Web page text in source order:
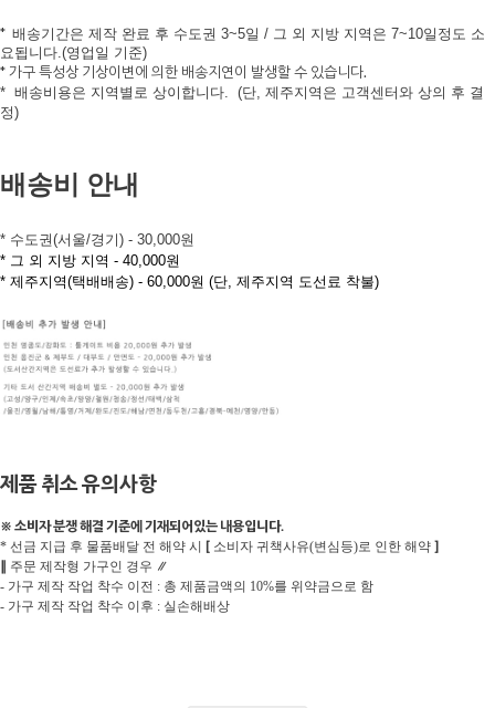
* 배송기간은 제작 완료 후 수도권 3~5일 / 그 외 지방 지역은 7~10일정도 소
요됩니다.(영업일 기준)
* 가구 특성상 기상이변에 의한 배송지연이 발생할 수 있습니다.
* 배송비용은 지역별로 상이합니다. (단, 제주지역은 고객센터와 상의 후 결
정)
배송비 안내
* 수도권(서울/경기) - 30,000원
* 그 외 지방 지역 - 40,000원
* 제주지역(택배배송) - 60,000원 (단, 제주지역 도선료 착불)
제품 취소 유의사항
※ 소비자 분쟁 해결 기준에 기재되어있는 내용입니다.
* 선금 지급 후 물품배달 전 해약 시 [ 소비자 귀책사유(변심등)로 인한 해약 ]
주문 제작형 가구인 경우 ∥
- 가구 제작 작업 착수 이전 : 총 제품금액의 10%를 위약금으로 함
- 가구 제작 작업 착수 이후 : 실손해배상